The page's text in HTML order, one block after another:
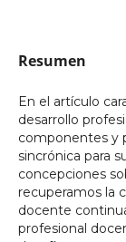
Resumen
En el artículo
desarrollo
componentes y
sincrónica para
concepciones
recuperamos la
docente
profesional